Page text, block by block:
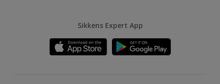
Sikkens Expert App